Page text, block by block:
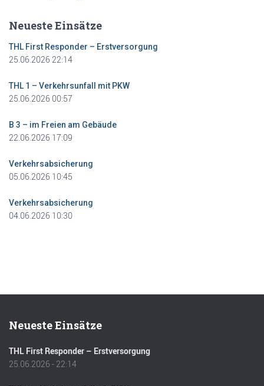
Neueste Einsätze
THL First Responder – Erstversorgung
25.06.2026 22:14
THL 1 – Verkehrsunfall mit PKW
25.06.2026 00:57
B 3 – im Freien am Gebäude
22.06.2026 17:09
Verkehrsabsicherung
05.06.2026 10:45
Verkehrsabsicherung
04.06.2026 10:30
Neueste Einsätze
THL First Responder – Erstversorgung
25.06.2026 - 22:14